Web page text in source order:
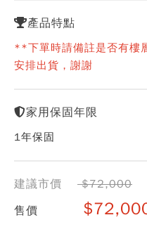
產品特點
**下單時請備註是否有樓
安排出貨，謝謝
家用保固年限
1年保固
建議市價
$72,000
售價